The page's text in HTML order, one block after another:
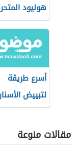
هوليود
أسرع طريقة
لتبييض
بالملح
مقالات منوعة